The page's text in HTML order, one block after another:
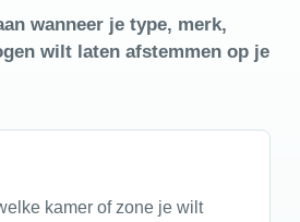
wanneer je type, merk,
wilt laten afstemmen op je
kamer of zone je wilt